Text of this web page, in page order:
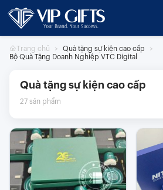
Skip
content
Trang chủ
Quà tặng sự kiện cao cấp
Bộ Quà Tặng Doanh Nghiệp VTC Digital
Quà tặng sự kiện cao cấp
27 sản phẩm